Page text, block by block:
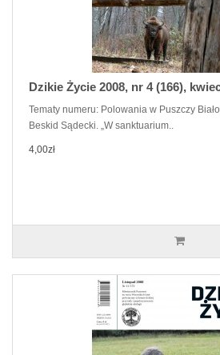
Dzikie Życie 2008, nr 4 (166),
Tematy numeru: Polowania w Puszczy
Beskid Sądecki. „W sanktuarium..
4,00zł